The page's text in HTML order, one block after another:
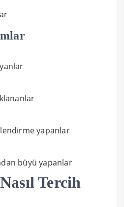
yapanlar
büyü yapanlar
Tercih